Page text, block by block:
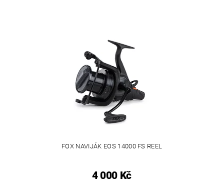
FOX NAVIJÁK EOS 14000 FS REEL
4 000 Kč